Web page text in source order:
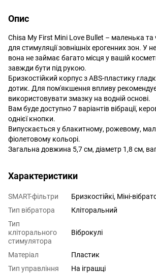
Опис
Chisa My First Mini Love Bullet – маленька та
для стимуляції зовнішніх ерогенних зон. У
вона не займає багато місця у вашій
завжди бути під рукою.
Бризкостійкий корпус з АВS-пластику
дотик. Для пом'якшення впливу
використовувати змазку на водній основі.
Вам буде доступно 7 варіантів вібрації,
однієї кнопки.
Випускається у блакитному, рожевому,
фіолетовому кольорі.
Загальна довжина 5,7 см, діаметр 1,8 см,
Характеристики
SMART-фільтри
Бризкостійкі, Міні-
Тип вібратора
Кліторальний
Тип
кліторального
стимулятора
Віброкулі
Матеріал
Пластик
Тип управління
На іграшці